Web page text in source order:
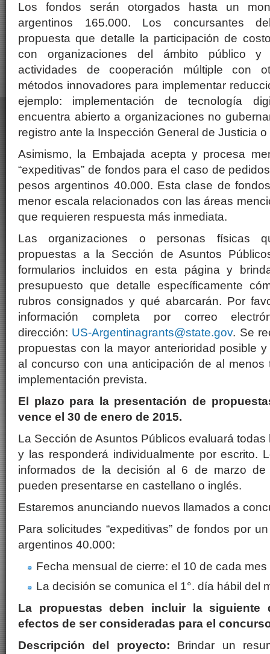
Los fondos serán otorgados hasta un
argentinos 165.000. Los concursantes
propuesta que detalle la participación de
con organizaciones del ámbito público y
actividades de cooperación múltiple con
métodos innovadores para implementar
ejemplo: implementación de tecnología
encuentra abierto a organizaciones no
registro ante la Inspección General de Justicia
Asimismo, la Embajada acepta y procesa
“expeditivas” de fondos para el caso de
pesos argentinos 40.000. Esta clase de
menor escala relacionados con las áreas
que requieren respuesta más inmediata.
Las organizaciones o personas físicas
propuestas a la Sección de Asuntos
formularios incluidos en esta página y
presupuesto que detalle específicamente
rubros consignados y qué abarcarán. Por
información completa por correo
dirección: US-Argentinagrants@state.gov. Se
propuestas con la mayor anterioridad posible
al concurso con una anticipación de al
implementación prevista.
El plazo para la presentación de
vence el 30 de enero de 2015.
La Sección de Asuntos Públicos evaluará
y las responderá individualmente por escrito.
informados de la decisión al 6 de marzo de
pueden presentarse en castellano o inglés.
Estaremos anunciando nuevos llamados a
Para solicitudes “expeditivas” de fondos por
argentinos 40.000:
Fecha mensual de cierre: el 10 de cada mes
La decisión se comunica el 1°. día hábil del
La propuestas deben incluir la siguiente
efectos de ser consideradas para el
Descripción del proyecto: Brindar un